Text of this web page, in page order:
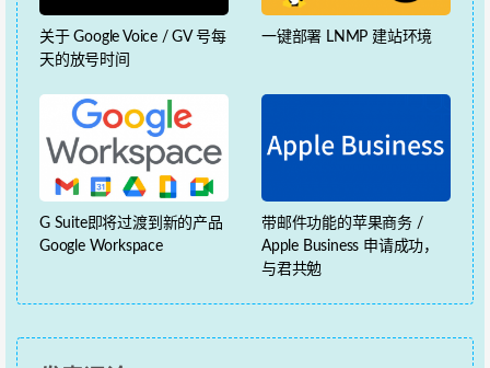
关于 Google Voice / GV 号每
天的放号时间
一键部署 LNMP 建站环境
G Suite即将过渡到新的产品
Google Workspace
带邮件功能的苹果商务 /
Apple Business 申请成功，
与君共勉